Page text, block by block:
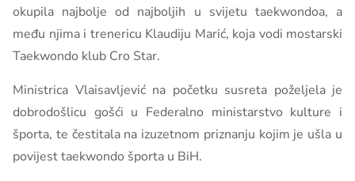
okupila najbolje od najboljih u svijetu taekwondoa, a
među njima i trenericu Klaudiju Marić, koja vodi mostarski
Taekwondo klub Cro Star.
Ministrica Vlaisavljević na početku susreta poželjela je
dobrodošlicu gošći u Federalno ministarstvo kulture i
športa, te čestitala na izuzetnom priznanju kojim je ušla u
povijest taekwondo športa u BiH.